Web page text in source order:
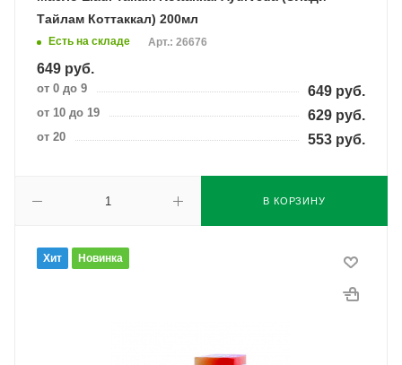
Тайлам Коттаккал) 200мл
Есть на складе Арт.: 26676
649 руб.
от 0 до 9 649 руб.
от 10 до 19 629 руб.
от 20 553 руб.
В КОРЗИНУ
Хит Новинка